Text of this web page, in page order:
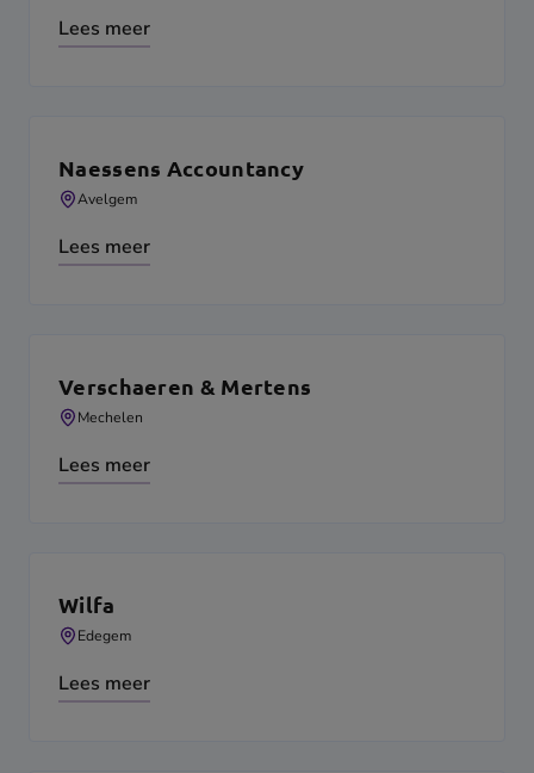
Lees meer
Naessens Accountancy
Avelgem
Lees meer
Verschaeren & Mertens
Mechelen
Lees meer
Wilfa
Edegem
Lees meer